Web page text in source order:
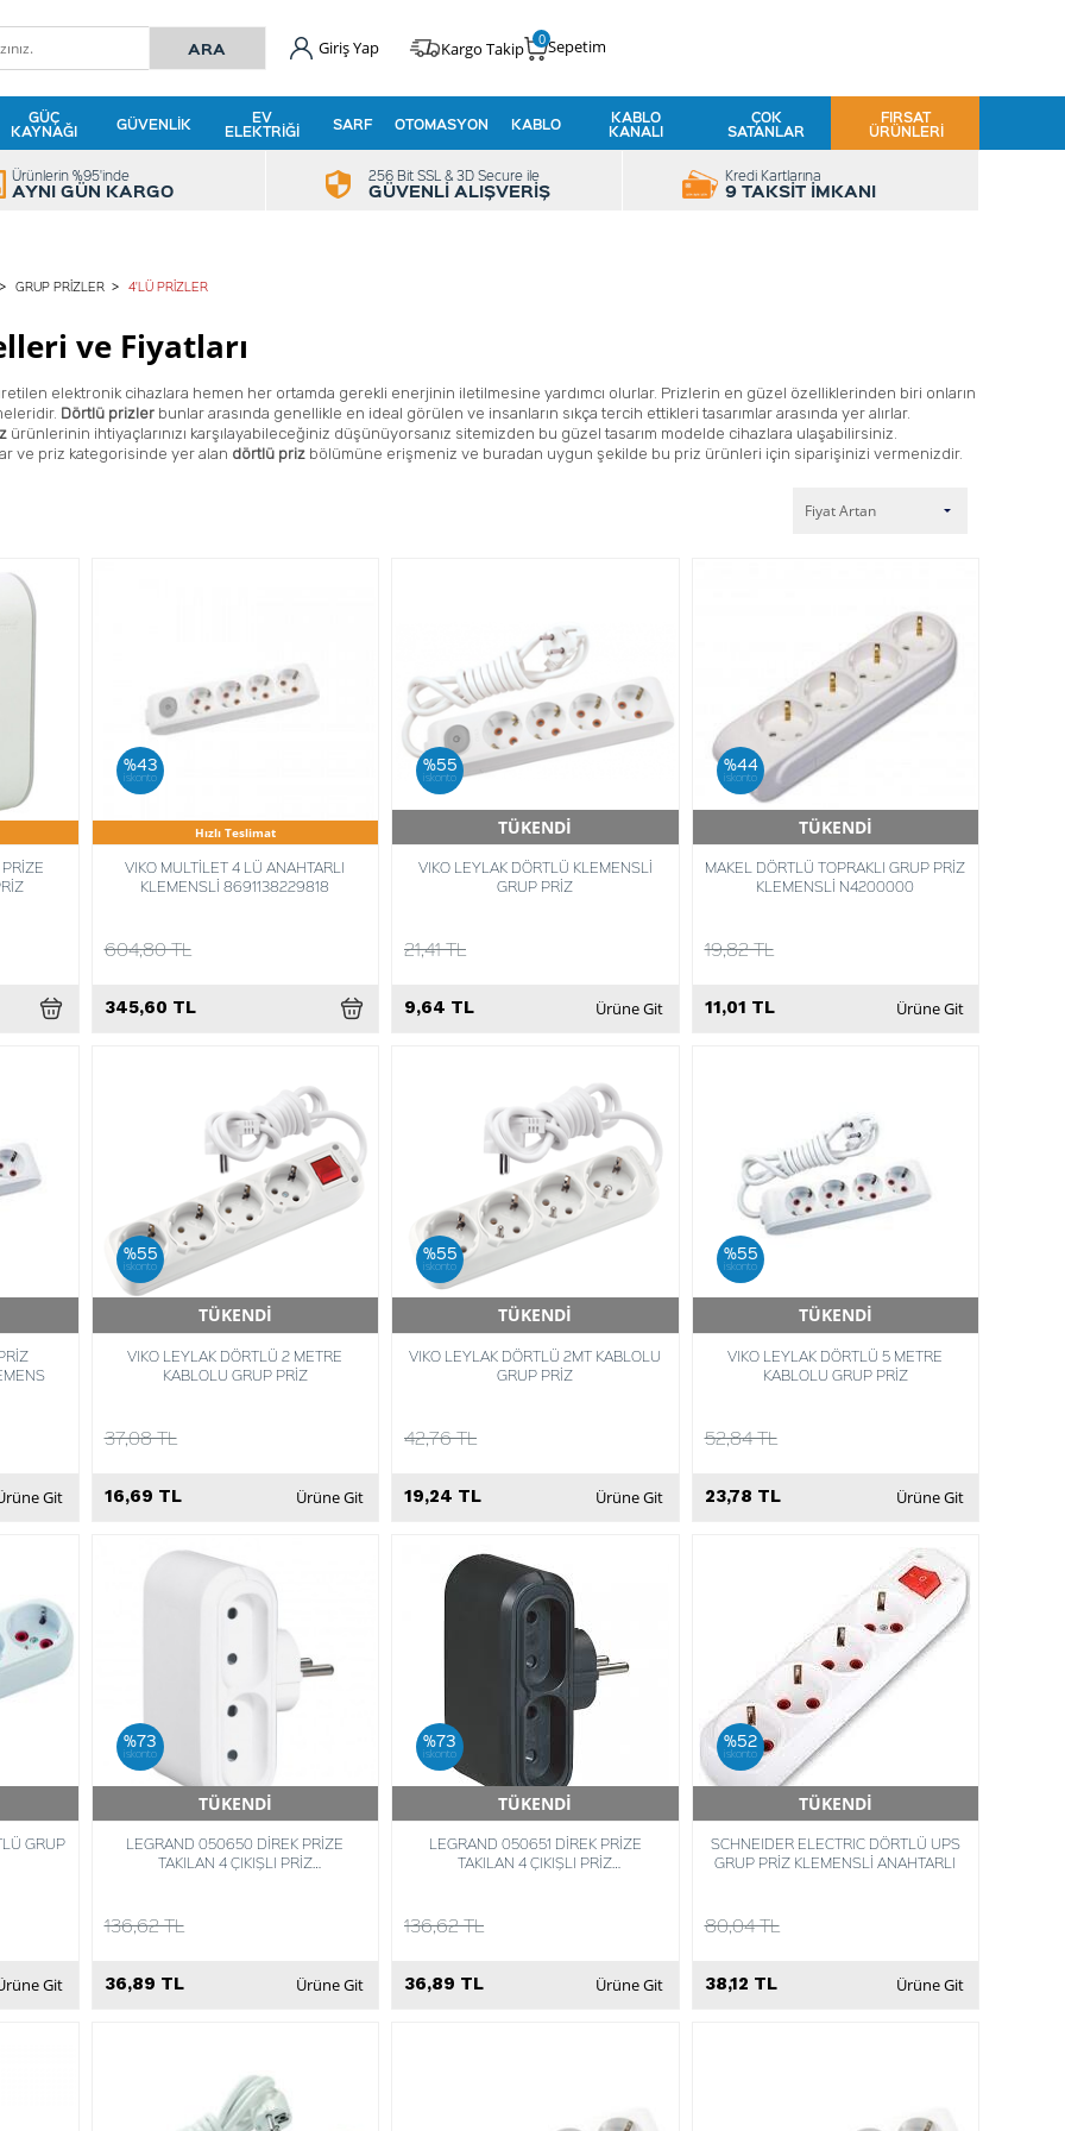
Giriş Yap Kargo Takip Sepetim
0
GÜÇ
KAYNAĞI GÜVENLIK EV
ELEKTRIĞI SARF OTOMASYON KABLO KABLO
KANALI
ÇOK
SATANLAR
FIRSAT
ÜRÜNLERI
Ürünlerin %95'inde
AYNI GÜN KARGO
256 Bit SSL & 3D Secure ile
GÜVENLİ ALIŞVERİŞ
Kredi Kartlarına
9 TAKSİT İMKANI
GRUP PRIZLER 4'LÜ PRIZLER
ve Fiyatları
elektronik cihazlara hemen her ortamda gerekli enerjinin iletilmesine yardımcı olurlar. Prizlerin en güzel özelliklerinden biri onların
Dörtlü prizler bunlar arasında genellikle en ideal görülen ve insanların sıkça tercih ettikleri tasarımlar arasında yer alırlar.
ürünlerinin ihtiyaçlarınızı karşılayabileceğiniz düşünüyorsanız sitemizden bu güzel tasarım modelde cihazlara ulaşabilirsiniz.
ve priz kategorisinde yer alan dörtlü priz bölümüne erişmeniz ve buradan uygun şekilde bu priz ürünleri için siparişinizi vermenizdir.
Hızlı Teslimat
VIKO MULTİLET 4 LÜ ANAHTARLI
KLEMENSLİ 8691138229818
604,80 TL
%43
iskonto
345,60 TL
TÜKENDİ
Hızlı Teslimat
VIKO LEYLAK DÖRTLÜ KLEMENSLİ
GRUP PRİZ
21,41 TL
%55
iskonto
9,64 TL Ürüne Git
TÜKENDİ
Hızlı Teslimat
MAKEL DÖRTLÜ TOPRAKLI GRUP PRİZ
KLEMENSLİ N4200000
19,82 TL
%44
iskonto
11,01 TL Ürüne Git
Git
TÜKENDİ
Hızlı Teslimat
VIKO LEYLAK DÖRTLÜ 2 METRE
KABLOLU GRUP PRİZ
37,08 TL
%55
iskonto
16,69 TL Ürüne Git
TÜKENDİ
Hızlı Teslimat
VIKO LEYLAK DÖRTLÜ 2MT KABLOLU
GRUP PRİZ
42,76 TL
%55
iskonto
19,24 TL Ürüne Git
TÜKENDİ
Hızlı Teslimat
VIKO LEYLAK DÖRTLÜ 5 METRE
KABLOLU GRUP PRİZ
52,84 TL
%55
iskonto
23,78 TL Ürüne Git
GRUP
Git
TÜKENDİ
Hızlı Teslimat
LEGRAND 050650 DİREK PRİZE
TAKILAN 4 ÇIKIŞLI PRİZ
136,62 TL
%73
iskonto
36,89 TL Ürüne Git
TÜKENDİ
Hızlı Teslimat
LEGRAND 050651 DİREK PRİZE
TAKILAN 4 ÇIKIŞLI PRİZ
136,62 TL
%73
iskonto
36,89 TL Ürüne Git
TÜKENDİ
Hızlı Teslimat
SCHNEIDER ELECTRIC DÖRTLÜ UPS
GRUP PRİZ KLEMENSLİ ANAHTARLI
80,04 TL
%52
iskonto
38,12 TL Ürüne Git